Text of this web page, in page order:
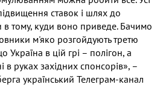
ставок і шлях до
в тому, куди воно приведе. Бачимо
м'яко розгойдують третю
Україна в цій грі – полігон, а
в руках західних спонсорів», –
український Телеграм-канал